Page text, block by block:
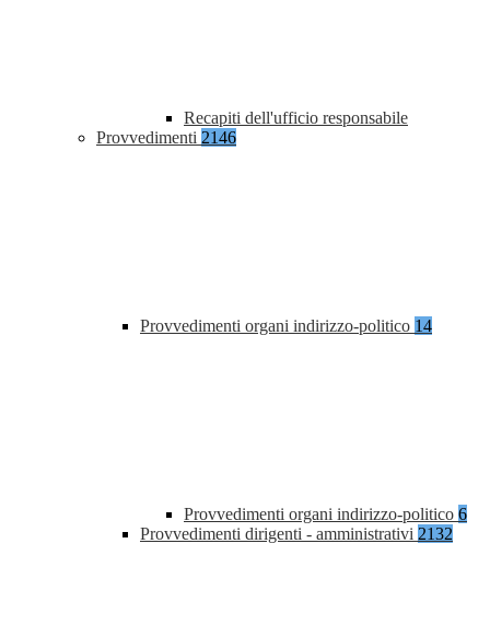
Recapiti dell'ufficio responsabile
Provvedimenti 2146
Provvedimenti organi indirizzo-politico 14
Provvedimenti organi indirizzo-politico 6
Provvedimenti dirigenti - amministrativi 2132